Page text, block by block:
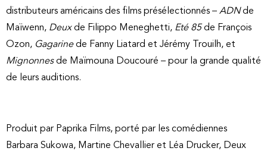
distributeurs américains des films présélectionnés – ADNde
Maïwenn, Deuxde Filippo Meneghetti, Eté 85de François
Ozon, Gagarinede Fanny Liatard et Jérémy Trouilh, et
Mignonnesde Maïmouna Doucouré – pour la grande qualité
de leurs auditions.
Produit par Paprika Films, porté par les comédiennes
Barbara Sukowa, Martine Chevallier et Léa Drucker, Deux